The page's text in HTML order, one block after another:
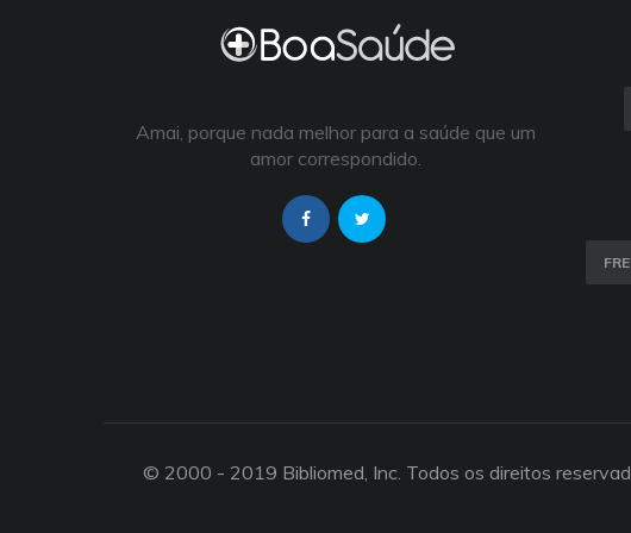
Amai, porque nada melhor para a saúde que um
amor correspondido.
© 2000 - 2019 Bibliomed, Inc. Todos os direitos